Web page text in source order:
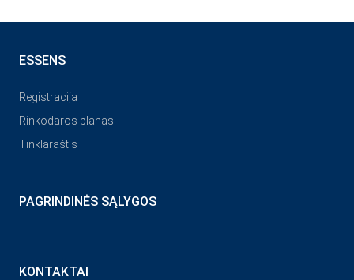
ESSENS
Registracija
Rinkodaros planas
Tinklaraštis
PAGRINDINĖS SĄLYGOS
KONTAKTAI